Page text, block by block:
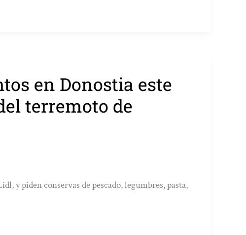
en Donostia este
terremoto de
y piden conservas de pescado, legumbres, pasta,